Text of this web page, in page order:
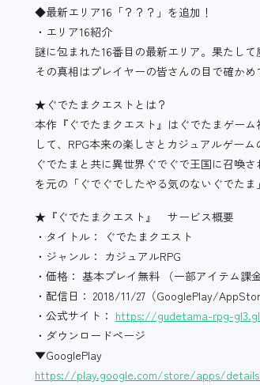
◆最新エリア16「？？？」を追加！
・エリア16紹介
謎に包まれた16番目の最新エリア。果たし
その真相はプレイヤーの皆さんの目で確かめ
★ぐでたまクエストとは？
本作『ぐでたまクエスト』はぐでたまゲー
して、RPG本来の楽しさとカジュアルゲー
ぐでたまと共に異世界ぐでぐで王国に召喚
を元の「ぐでぐでしたやる気のないぐでた
★『ぐでたまクエスト』 サービス概要
・タイトル： ぐでたまクエスト
・ジャンル： カジュアルRPG
・価格： 基本プレイ無料 （一部アイテム課金
・配信日： 2018/11/27（GooglePlay/
・公式サイト： https://gudetama-rpg-
・ダウンロードページ
▼GooglePlay
https://play.google.com/store/apps/